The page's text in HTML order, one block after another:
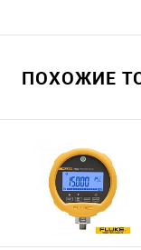
ПОХОЖИЕ